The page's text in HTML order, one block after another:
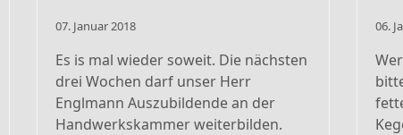
07. Januar 2018
Es is mal wieder soweit. Die nächsten
drei Wochen darf unser Herr
Englmann Auszubildende an der
Handwerkskammer weiterbilden.
06.